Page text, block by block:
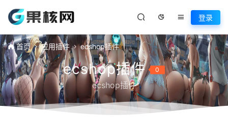
登录
首页 应用插件 ecshop插件
ecshop插件 0
ecshop插件